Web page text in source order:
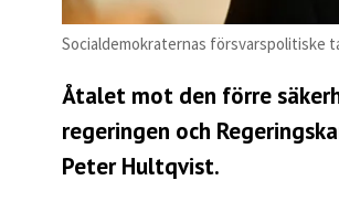
Socialdemokraternas försvarspolitiske
Åtalet mot den förre
regeringen och
Peter Hultqvist.